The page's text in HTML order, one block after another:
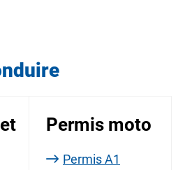
Permis moto
Permis A1